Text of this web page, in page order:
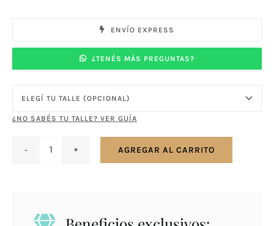
ENVÍO EXPRESS
¿TENÉS MÁS PREGUNTAS?
¿NO SABÉS TU TALLE? VER GUÍA
AGREGAR AL CARRITO